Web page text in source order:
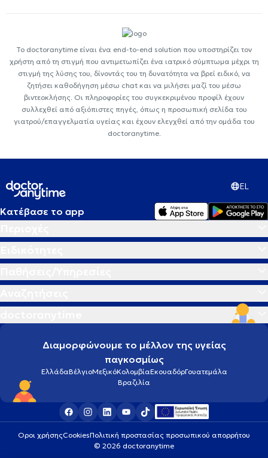
Το doctoranytime είναι ένα end-to-end solution που υποστηρίζει τον
χρήστη από τη στιγμή που αντιμετωπίζει ένα ιατρικό σύμπτωμα μέχρι τη
στιγμή της λύσης του, δίνοντάς του τη δυνατότητα να βρεί ειδικό, να
ζητήσει καθοδήγηση μέσω chat και να μιλήσει μαζί του μέσω
βιντεοκλήσης. Οι πληροφορίες του συγκεκριμένου προφίλ έχουν
συλλεχθεί από αξιόπιστες πηγές, όπως η προσωπική σελίδα του
γιατρού/επαγγελματία υγείας και έχουν ελεγχθεί από την ομάδα του
doctoranytime.
EL
Κατέβασε το app
Διαμορφώνουμε το μέλλον της υγείας
παγκοσμίως
ΕλλάδαΒέλγιοΜεξικόΚολομβίαΕκουαδόρΓουατεμάλα
Βραζιλία
Οροι χρήσηςCookiesΠολιτική προστασίας προσωπικού απορρήτου
© 2026 doctoranytime